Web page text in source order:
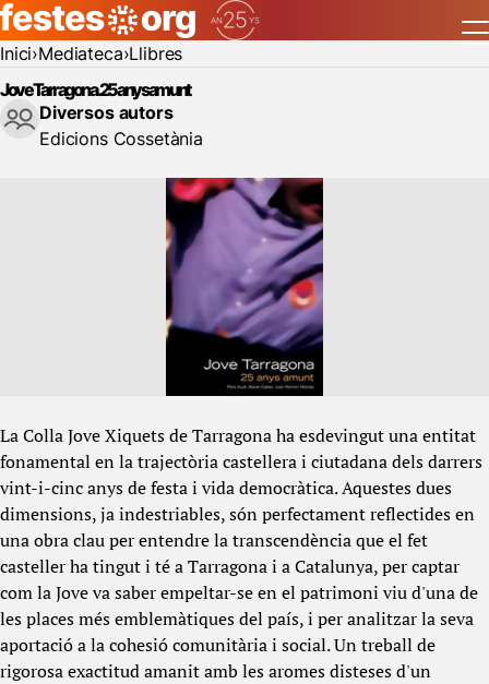
Inici Mediateca Llibres
Jove Tarragona. 25 anys amunt
Diversos autors
Edicions Cossetània
La Colla Jove Xiquets de Tarragona ha esdevingut una entitat
fonamental en la trajectòria castellera i ciutadana dels darrers
vint-i-cinc anys de festa i vida democràtica. Aquestes dues
dimensions, ja indestriables, són perfectament reflectides en
una obra clau per entendre la transcendència que el fet
casteller ha tingut i té a Tarragona i a Catalunya, per captar
com la Jove va saber empeltar-se en el patrimoni viu d'una de
les places més emblemàtiques del país, i per analitzar la seva
aportació a la cohesió comunitària i social. Un treball de
rigorosa exactitud amanit amb les aromes disteses d'un